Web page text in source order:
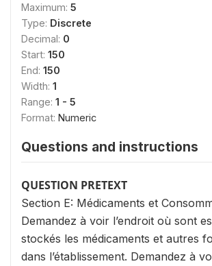
Maximum: 5
Type: Discrete
Decimal: 0
Start: 150
End: 150
Width: 1
Range: 1 - 5
Format: Numeric
Questions and instructions
QUESTION PRETEXT
Section E: Médicaments et
Demandez à voir l’endroit où sont
stockés les médicaments et autres
dans l’établissement. Demandez à